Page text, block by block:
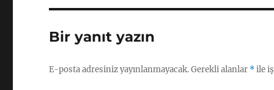
Bir yanıt yazın
E-posta adresiniz yayınlanmayacak.Gerekli alanlar *ile